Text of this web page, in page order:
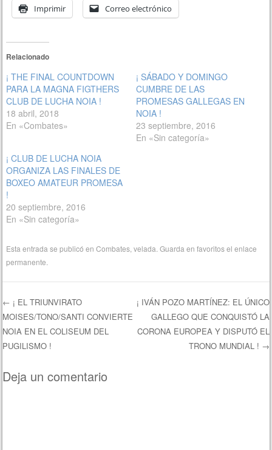
Imprimir Correo electrónico
Relacionado
¡ THE FINAL COUNTDOWN
PARA LA MAGNA FIGTHERS
CLUB DE LUCHA NOIA !
18 abril, 2018
En «Combates»
¡ SÁBADO Y DOMINGO
CUMBRE DE LAS
PROMESAS GALLEGAS EN
NOIA !
23 septiembre, 2016
En «Sin categoría»
¡ CLUB DE LUCHA NOIA
ORGANIZA LAS FINALES DE
BOXEO AMATEUR PROMESA
!
20 septiembre, 2016
En «Sin categoría»
Esta entrada se publicó enCombates ,velada . Guarda en favoritos elenlace
permanente
Navegación de entradas
← ¡ EL TRIUNVIRATO
MOISES/TONO/SANTI CONVIERTE
NOIA EN EL COLISEUM DEL
PUGILISMO !
¡ IVÁN POZO MARTÍNEZ: EL ÚNICO
GALLEGO QUE CONQUISTÓ LA
CORONA EUROPEA Y DISPUTÓ EL
TRONO MUNDIAL ! →
Deja un comentario